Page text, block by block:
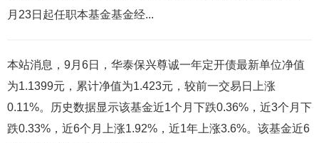
月23日起任职本基金基金经...
本站消息，9月6日，华泰保兴尊诚一年定开债最新单位净值
为1.1399元，累计净值为1.423元，较前一交易日上涨
0.11%。历史数据显示该基金近1个月下跌0.36%，近3个月下
跌0.33%，近6个月上涨1.92%，近1年上涨3.6%。该基金近6